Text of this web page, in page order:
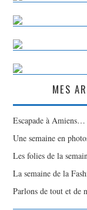
MES
Escapade à
Une semaine en
Les folies de la
La semaine de la
Parlons de tout et de